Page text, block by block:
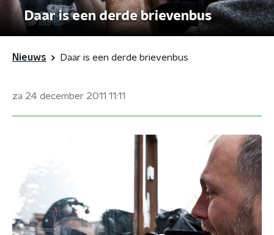
Daar is een derde brievenbus
Nieuws Daar is een derde brievenbus
za 24 december 2011 11:11